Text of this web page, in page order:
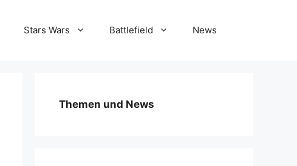
Stars Wars Battlefield News
Themen und News